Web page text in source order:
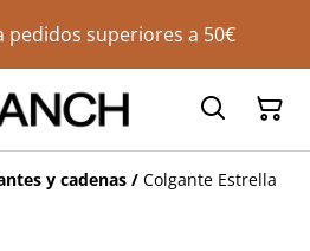
pedidos superiores a 50€
y cadenas / Colgante Estrella